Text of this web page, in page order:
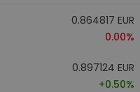
0.864817 EUR
0.00%
0.897124 EUR
+0.50%